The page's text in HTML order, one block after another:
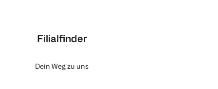
Filialfinder
Dein Weg zu uns